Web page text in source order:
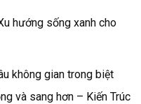
hướng sống xanh cho
không gian trong biệt
và sang hơn – Kiến Trúc